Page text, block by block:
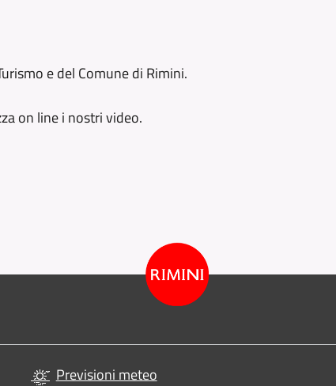
e del Comune di Rimini.
on line i nostri video.
Previsioni meteo